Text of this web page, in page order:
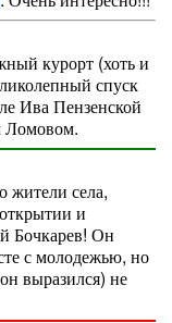
курорт (хоть и
спуск
Ива Пензенской
Ломовом.
жители села,
и
Бочкарев! Он
с молодежью, но
выразился) не